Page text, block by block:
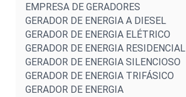
EMPRESA DE GERADORES
GERADOR DE ENERGIA A DIESEL
GERADOR DE ENERGIA ELÉTRICO
GERADOR DE ENERGIA RESIDENCIAL
GERADOR DE ENERGIA SILENCIOSO
GERADOR DE ENERGIA TRIFÁSICO
GERADOR DE ENERGIA